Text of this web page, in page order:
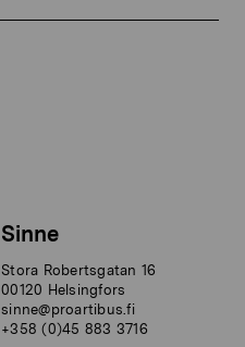
Sinne
Stora Robertsgatan 16
00120 Helsingfors
sinne@proartibus.fi
+358 (0)45 883 3716